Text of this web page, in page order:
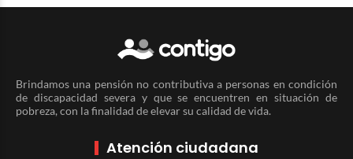
Brindamos una pensión no contributiva a personas en condición
de discapacidad severa y que se encuentren en situación de
pobreza, con la finalidad de elevar su calidad de vida.
Atención ciudadana